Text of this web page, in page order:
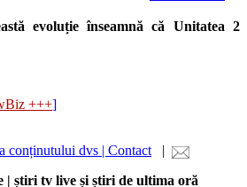
evoluție înseamnă că Unitatea 2
+++]
conținutului dvs | Contact |
| știri tv live și știri de ultima oră